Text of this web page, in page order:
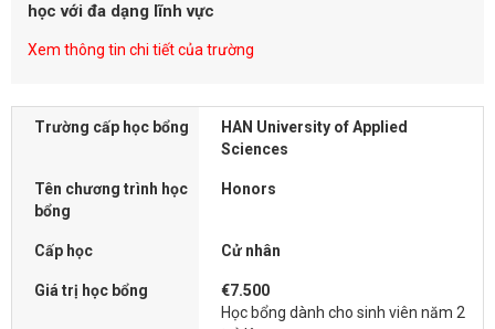
học với đa dạng lĩnh vực
Xem thông tin chi tiết của trường
Trường cấp học bổng
HAN University of Applied
Sciences
Tên chương trình học
bổng
Honors
Cấp học Cử nhân
Giá trị học bổng
€7.500
Học bổng dành cho sinh viên năm 2